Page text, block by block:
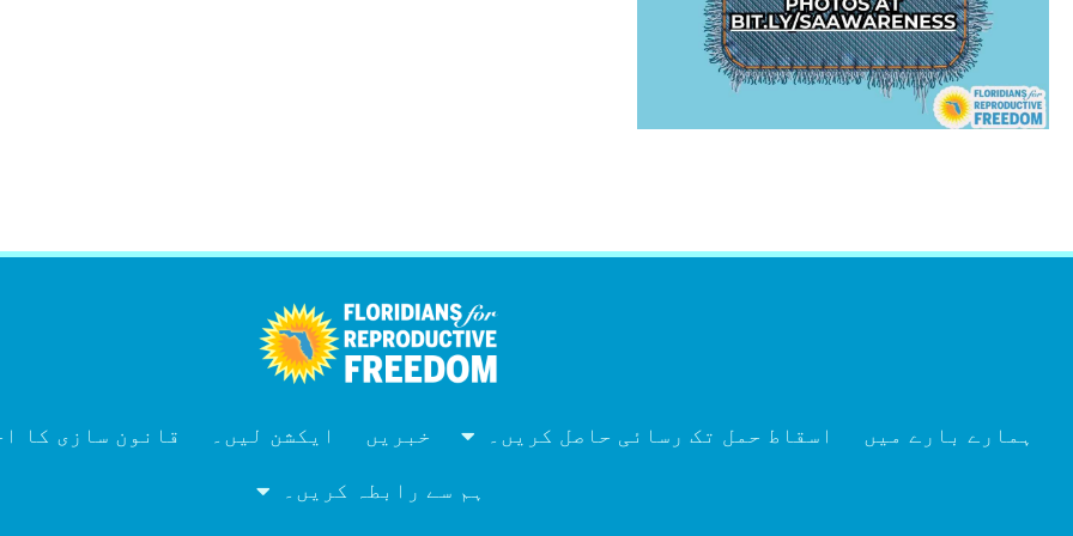
ہمارے بارے میں اسقاط حمل تک رسائی حاصل کریں۔ خبریں ایکشن لیں۔ قانون سازی کا اجلاس
ہم سے رابطہ کریں۔
Tiếng Việt